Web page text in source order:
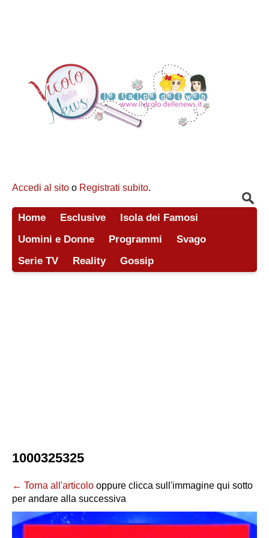
Accedi al sito o Registrati subito.
Home Esclusive
Isola dei Famosi
Uomini e Donne
Programmi
Svago
Serie TV
Reality Gossip
1000325325
← Torna all'articolo oppure clicca sull'immagine qui sotto
per andare alla successiva